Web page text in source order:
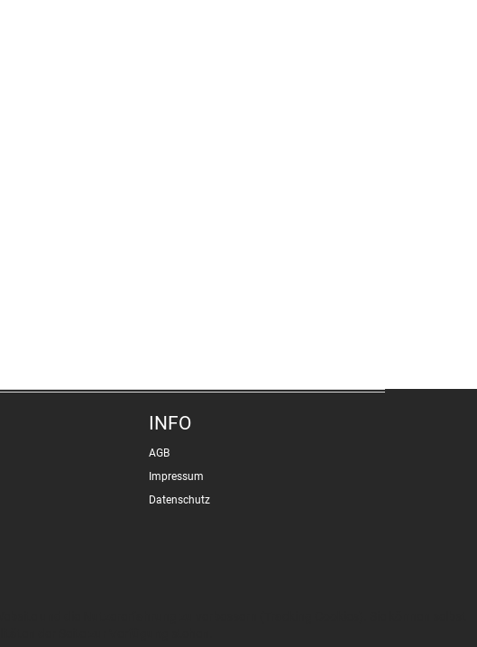
INFO
AGB
Impressum
Datenschutz
und die Nutzererfahrung zu verbessern (Tracking Cookies). Sie können selbst